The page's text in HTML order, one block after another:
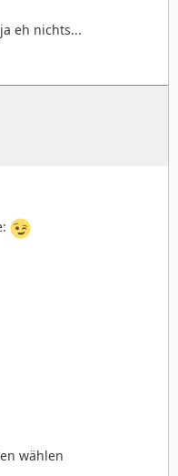
eh nichts...
wählen